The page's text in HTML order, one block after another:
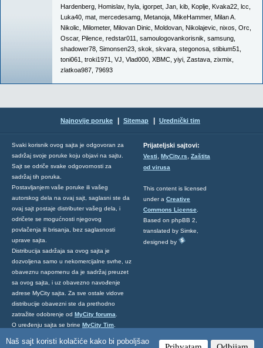
Naš sajt koristi kolačiće kako bi poboljšao
Hardenberg Homislav, hyla igorpet Jan kib Koplje Kvaka22 lcc
Luka40 mat mercedesamg Metanoja MikeHammer, Milan A.
Nikolic Milometer, Milovan Dinic Moldovan Nikolajevic nixos Orc
Oscar, Pilence redstar011 samoulogovankorisnik samsung
shadower78 Simonsen23 skok skvara stegonosa stibium51
toni061
troki1971 VJ Vlad000 XBMC yiyi Zastava zixmix
zlatkoa987 79693
Najnovije poruke Sitemap Urednički tim
Svaki korisnik ovog sajta je odgovoran za
sadržaj svoje poruke koju objavi na sajtu.
Sajt se odriče svake odgovornosti za
sadržaj tih poruka.
Postavljanjem vaše poruke ili vašeg
autorskog dela na ovaj sajt, saglasni ste da
ovaj sajt postaje distributer vašeg dela, i
odričete se mogućnosti njegovog
povlačenja ili brisanja, bez saglasnosti
uprave sajta.
Distribucija sadržaja sa ovog sajta je
dozvoljena samo u nekomercijalne svrhe, uz
obaveznu napomenu da je sadržaj preuzet
sa ovog sajta, i uz obavezno navođenje
adrese MyCity sajta. Za sve ostale vidove
distribucije obavezni ste da prethodno
zatražite odobrenje od MyCity foruma
O uređenju sajta se brine MyCity Tim
ovde.
Prijateljski sajtovi:
Vesti, MyCity.rs, Zaštita
od virusa
This content is licensed
under a Creative
Commons License
Based on phpBB 2,
translated by Simke,
designed by